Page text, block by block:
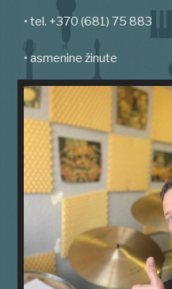
• tel. +370 (681) 75 883
• asmenine žinute